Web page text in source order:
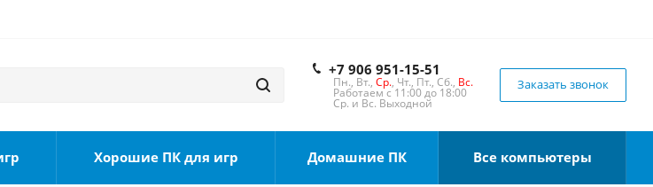
+7 906 951-15-51
Пн., Вт., Ср., Чт., Пт., Сб., Вс.
Работаем с 11:00 до 18:00
Ср. и Вс. Выходной
Заказать звонок
Хорошие ПК для игр Домашние ПК Все компьютеры